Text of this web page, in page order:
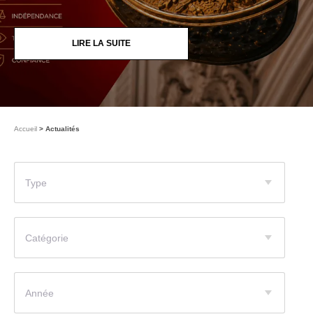
LIRE LA SUITE
Accueil Actualités
Type
Catégorie
Année